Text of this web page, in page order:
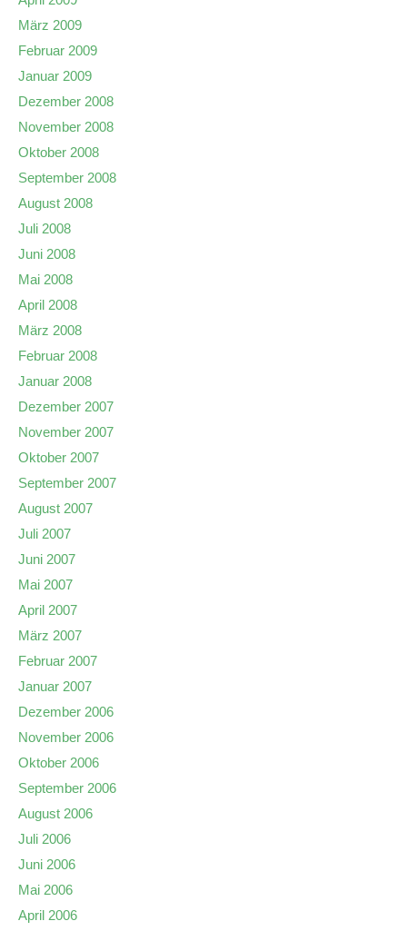
März 2009
Februar 2009
Januar 2009
Dezember 2008
November 2008
Oktober 2008
September 2008
August 2008
Juli 2008
Juni 2008
Mai 2008
April 2008
März 2008
Februar 2008
Januar 2008
Dezember 2007
November 2007
Oktober 2007
September 2007
August 2007
Juli 2007
Juni 2007
Mai 2007
April 2007
März 2007
Februar 2007
Januar 2007
Dezember 2006
November 2006
Oktober 2006
September 2006
August 2006
Juli 2006
Juni 2006
Mai 2006
April 2006